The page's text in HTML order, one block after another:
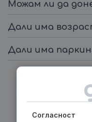
Можам ли да
Дали има
Дали има
Биди
Согласност